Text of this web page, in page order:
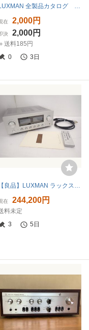
LUXMAN 全製品カタログ 1981年版
在 2,000円
決 2,000円
送料185円
0
3日
【良品】LUXMAN ラックスマン L-505uX markII プリメインアンプ 2018年製 リモコン/説明書付 ∽ 76995-3
在 244,200円
料未定
3
5日